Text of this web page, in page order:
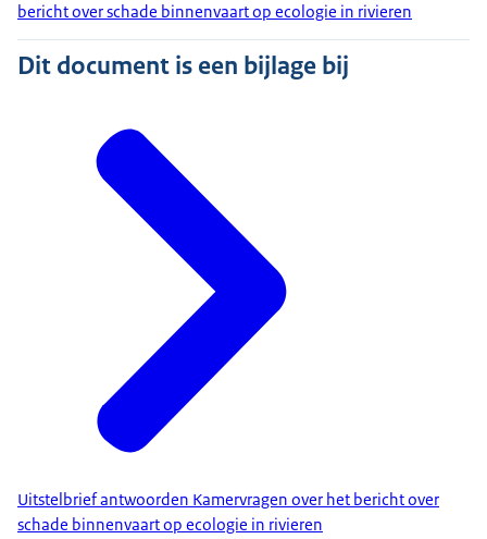
bericht over schade binnenvaart op ecologie in rivieren
Dit document is een bijlage bij
Uitstelbrief antwoorden Kamervragen over het bericht over
schade binnenvaart op ecologie in rivieren